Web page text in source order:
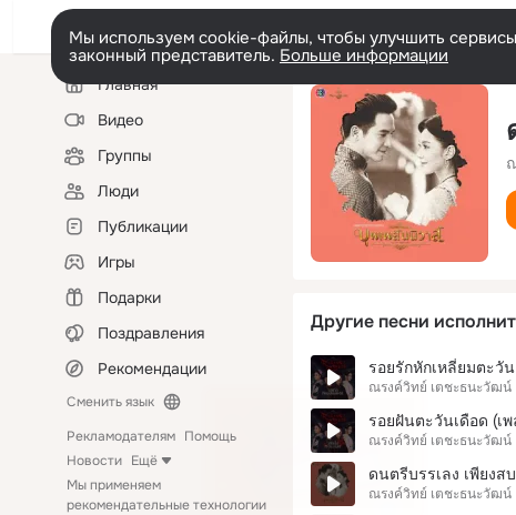
Мы используем cookie-файлы, чтобы улучшить
законный представитель. Больше информации
Левая
колонкаГлавная
Видео
Группы
Люди
Публикации
Игры
Подарки
Поздравления
Рекомендации
Сменить язык
Рекламодателям Помощь
Новости Ещё
Мы применяем
рекомендательные технологии
Другие песни
รอยรักหักเหลี่ยมตะวั
ณรงค์วิทย์ เตชะธนะวัฒน์
รอยฝันตะวันเดือด (เ
ณรงค์วิทย์ เตชะธนะวัฒน์
ดนตรีบรรเลง เพียงส
ณรงค์วิทย์ เตชะธนะวัฒน์